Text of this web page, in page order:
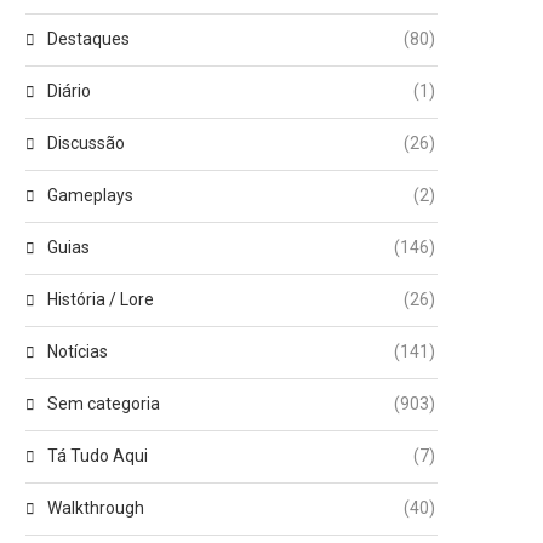
Destaques (80)
Diário (1)
Discussão (26)
Gameplays (2)
Guias (146)
História / Lore (26)
Notícias (141)
Sem categoria (903)
Tá Tudo Aqui (7)
Walkthrough (40)